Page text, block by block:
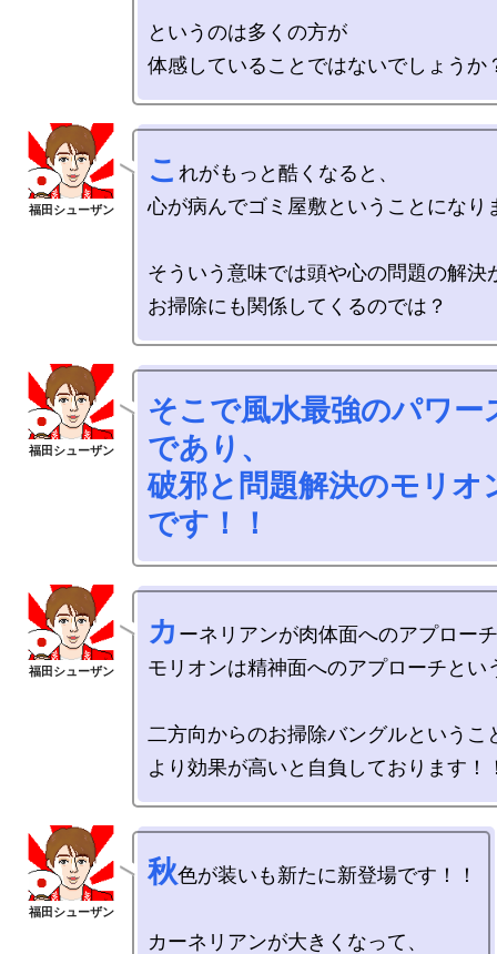
というのは多くの方が
こ れがもっと酷くなると、
心が病んでゴミ屋敷ということになり
そういう意味では頭や心の問題の解決
そこで風水最強のパワーストーン
であり、
破邪と問題解決のモリオ
です！！
カ ーネリアンが肉体面へのアプロー
モリオンは精神面へのアプローチとい
二方向からのお掃除バングルというこ
秋色が装いも新たに新登場です！！
カーネリアンが大きくなって、